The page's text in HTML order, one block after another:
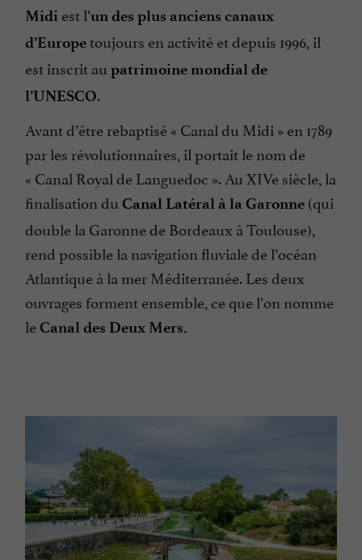
Midi est l’un des plus anciens canaux
d’Europetoujours en activité et depuis 1996, il
est inscrit au patrimoine mondial de
l’UNESCO.
Avant d’être rebaptisé « Canal du Midi » en 1789
par les révolutionnaires, il portait le nom de
« Canal Royal de Languedoc ». Au XIVe siècle, la
finalisation du Canal Latéral à la Garonne (qui
double la Garonne de Bordeaux à Toulouse),
rend possible la navigation fluviale de l’océan
Atlantique à la mer Méditerranée. Les deux
ouvrages forment ensemble, ce que l’on nomme
leCanal des Deux Mers.